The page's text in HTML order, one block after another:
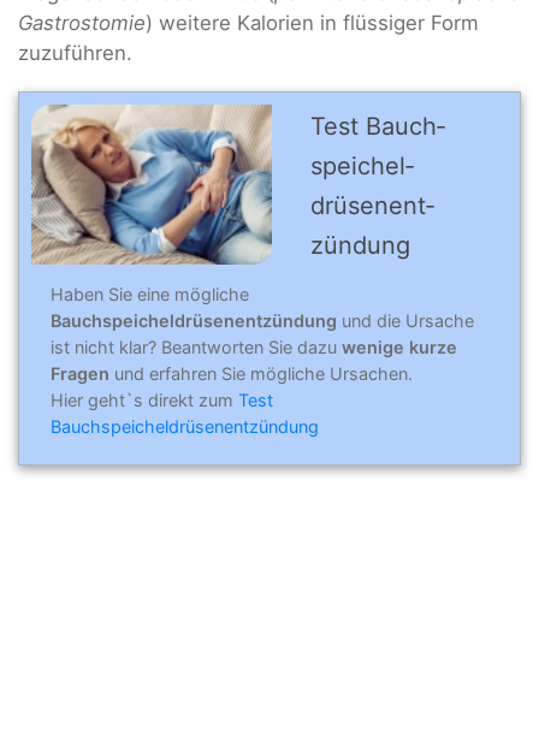
Gastrostomie) weitere Kalorien in flüssiger Form
zuzuführen.
Test Bauch­
speichel­
drüsenent­
zündung
Haben Sie eine mögliche
Bauchspeicheldrüsenentzündung und die Ursache
ist nicht klar? Beantworten Sie dazu wenige kurze
Fragen und erfahren Sie mögliche Ursachen.
Hier geht`s direkt zum Test
Bauchspeicheldrüsenentzündung